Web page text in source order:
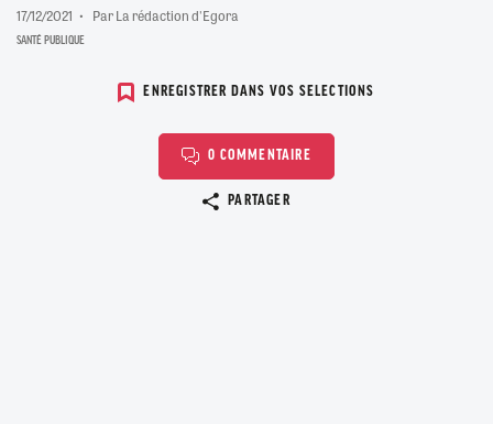
17/12/2021 Par La rédaction d'Egora
SANTÉ PUBLIQUE
ENREGISTRER DANS VOS SELECTIONS
0 COMMENTAIRE
PARTAGER